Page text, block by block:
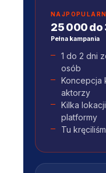
25 000 do
Pełna kampania
1 do 2 dni
osób
Koncepcja
aktorzy
Kilka
platformy
Tu